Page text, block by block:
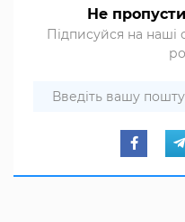
Не
Підписуйся на наші